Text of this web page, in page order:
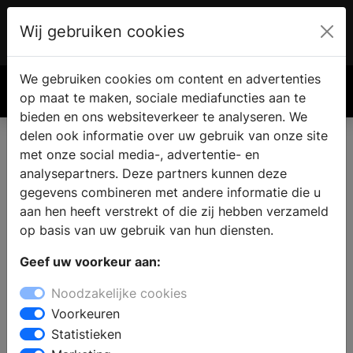
€ 0.00
Wij gebruiken cookies
We gebruiken cookies om content en advertenties
op maat te maken, sociale mediafuncties aan te
bieden en ons websiteverkeer te analyseren. We
delen ook informatie over uw gebruik van onze site
met onze social media-, advertentie- en
analysepartners. Deze partners kunnen deze
gegevens combineren met andere informatie die u
aan hen heeft verstrekt of die zij hebben verzameld
op basis van uw gebruik van hun diensten.
Geef uw voorkeur aan:
Noodzakelijke cookies
Voorkeuren
Statistieken